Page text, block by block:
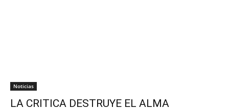
Noticias
LA CRITICA DESTRUYE EL ALMA